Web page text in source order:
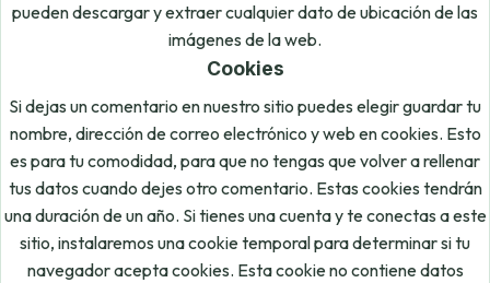
pueden descargar y extraer cualquier dato de ubicación de las
imágenes de la web.
Cookies
Si dejas un comentario en nuestro sitio puedes elegir guardar tu
nombre, dirección de correo electrónico y web en cookies. Esto
es para tu comodidad, para que no tengas que volver a rellenar
tus datos cuando dejes otro comentario. Estas cookies tendrán
una duración de un año. Si tienes una cuenta y te conectas a este
sitio, instalaremos una cookie temporal para determinar si tu
navegador acepta cookies. Esta cookie no contiene datos